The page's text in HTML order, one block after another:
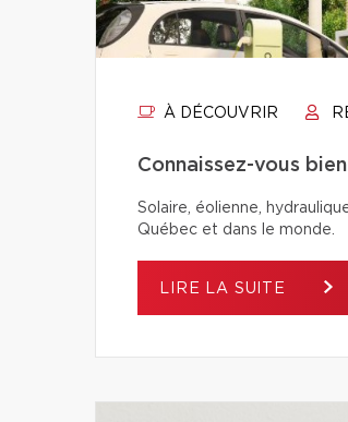
À DÉCOUVRIR
Connaissez-vous
Solaire, éolienne,
Québec et dans le monde.
LIRE LA SUITE